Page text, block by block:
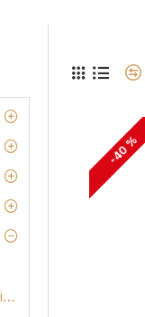
Vitamine und Mineralien
-40 %